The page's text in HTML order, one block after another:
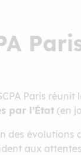
Paris
par l’État (en
des évolutions
aux